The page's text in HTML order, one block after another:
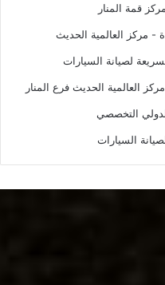
قمة المنار
- مركز العالمية الحديث
لصيانة السيارات
العالمية الحديث فرع المنار
التخصصي
السيارات